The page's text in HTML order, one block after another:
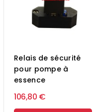
Relais de sécurité
pour pompe à
essence
106,80 €